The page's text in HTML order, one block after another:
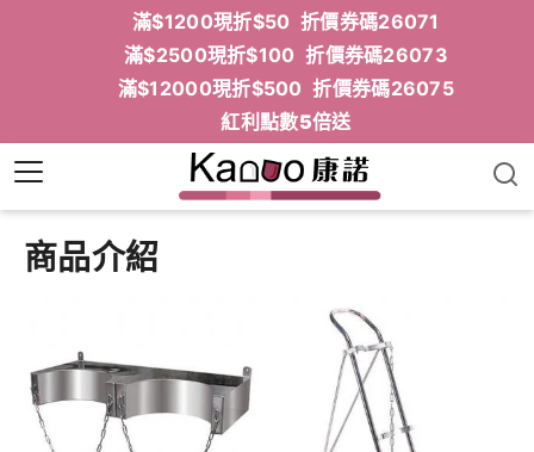
滿$1200現折$50 折價券碼26071
滿$2500現折$100 折價券碼26073
滿$12000現折$500 折價券碼26075
紅利點數5倍送
商品介紹